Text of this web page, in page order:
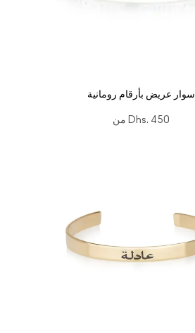
سوار عريض بأرقام رومانية
من Dhs. 450